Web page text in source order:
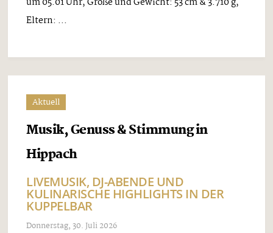
Eltern: ...
Aktuell
Musik, Genuss & Stimmung in
Hippach
LIVEMUSIK, DJ-ABENDE UND
KULINARISCHE HIGHLIGHTS IN DER
KUPPELBAR
Donnerstag, 30. Juli 2026